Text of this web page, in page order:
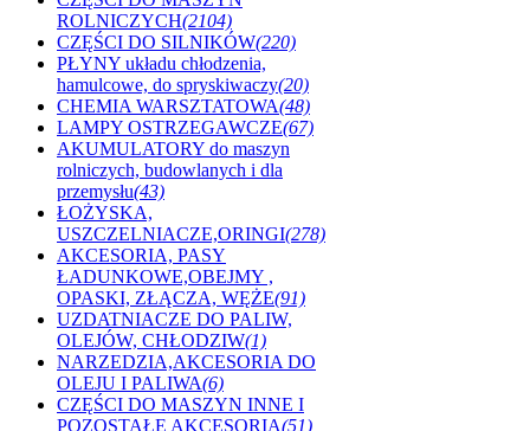
ROLNICZYCH(2104)
CZĘŚCI DO SILNIKÓW(220)
PŁYNY układu chłodzenia,
hamulcowe, do spryskiwaczy(20)
CHEMIA WARSZTATOWA(48)
LAMPY OSTRZEGAWCZE(67)
AKUMULATORY do maszyn
rolniczych, budowlanych i dla
przemysłu(43)
ŁOŻYSKA,
USZCZELNIACZE,ORINGI(278)
AKCESORIA, PASY
ŁADUNKOWE,OBEJMY ,
OPASKI, ZŁĄCZA, WĘŻE(91)
UZDATNIACZE DO PALIW,
OLEJÓW, CHŁODZIW(1)
NARZEDZIA,AKCESORIA DO
OLEJU I PALIWA(6)
CZĘŚCI DO MASZYN INNE I
POZOSTAŁE AKCESORIA(51)